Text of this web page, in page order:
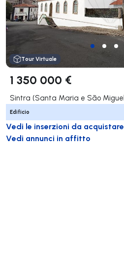
Tour Virtuale
1 350 000 €
Edificio
Vedi le inserzioni da acquistare
Vedi annunci in affitto